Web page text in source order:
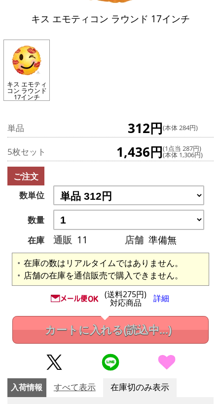
キス エモティコン ラウンド 17インチ
キス エモティ
コン ラウンド
17インチ
単品 312円(本体 284円)
5枚セット 1,436円(1点当 287円)
(本体 1,306円)
ご注文
数単位
数量
在庫
通販 11 店舗 準備無
在庫の数はリアルタイムではありません。
店舗の在庫を通信販売で購入できません。
(送料275円)
対応商品 詳細
カートに入れる(読込中...)
入荷情報 すべて表示 在庫切のみ表示